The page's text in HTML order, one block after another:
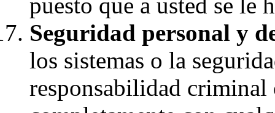
puesto que a usted se le
Seguridad personal y
los sistemas o la
responsabilidad